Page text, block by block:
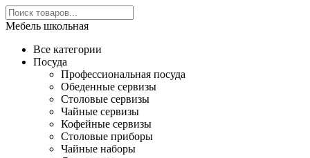
Мебель школьная
Все категории
Посуда
Профессиональная посуда
Обеденные сервизы
Столовые сервизы
Чайные сервизы
Кофейные сервизы
Столовые приборы
Чайные наборы